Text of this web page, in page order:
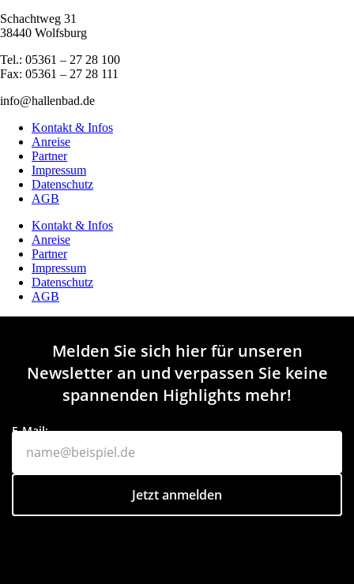
Schachtweg 31
38440 Wolfsburg
Tel.: 05361 – 27 28 100
Fax: 05361 – 27 28 111
info@hallenbad.de
Kontakt & Infos
Anreise
Partner
Impressum
Datenschutz
AGB
Kontakt & Infos
Anreise
Partner
Impressum
Datenschutz
AGB